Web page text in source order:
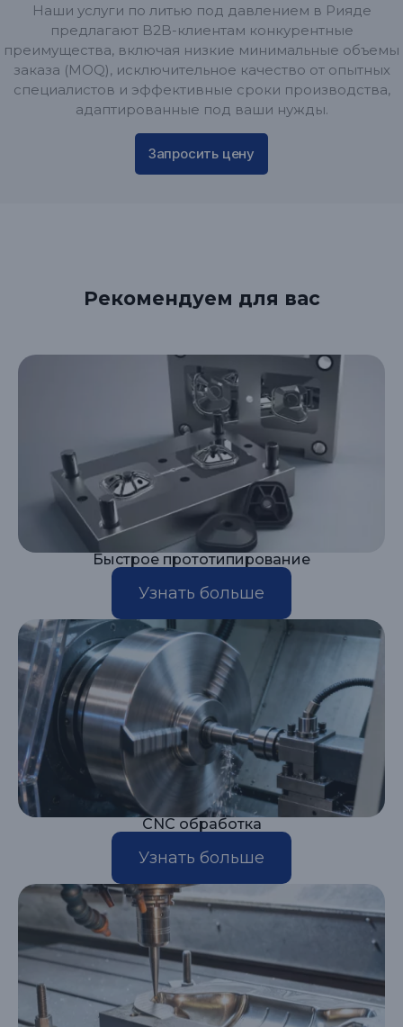
Наши услуги по литью под давлением в Рияде
предлагают B2B-клиентам конкурентные
преимущества, включая низкие минимальные объемы
заказа (MOQ), исключительное качество от опытных
специалистов и эффективные сроки производства,
адаптированные под ваши нужды.
Запросить цену
Рекомендуем для вас
Быстрое прототипирование
Узнать больше
CNC обработка
Узнать больше